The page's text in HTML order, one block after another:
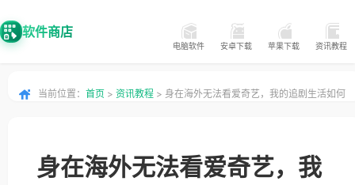
软件商店
电脑软件 安卓下载 苹果下载 资讯教程
当前位置： 首页 > 资讯教程 > 身在海外无法看爱奇艺，我的追剧生活如何
身在海外无法看爱奇艺，我